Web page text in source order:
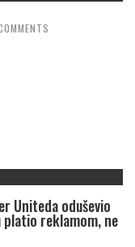
Uniteda oduševio
platio reklamom, ne